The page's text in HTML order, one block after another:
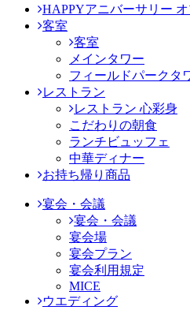
HAPPYアニバーサリー
客室
客室
メインタワー
フィールドパークタ
レストラン
レストラン 心彩身
こだわりの朝食
ランチビュッフェ
中華ディナー
お持ち帰り商品
宴会・会議
宴会・会議
宴会場
宴会プラン
宴会利用規定
MICE
ウエディング